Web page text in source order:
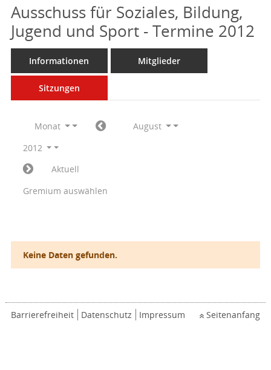
Ausschuss für Soziales, Bildung,
Jugend und Sport - Termine 2012
Informationen Mitglieder
Sitzungen
Monat
August
2012
Aktuell
Gremium auswählen
Keine Daten gefunden.
Barrierefreiheit Datenschutz Impressum Seitenanfang